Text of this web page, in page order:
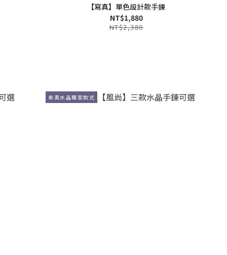
【寫真】單色設計款手鍊
NT$1,880
NT$2,380
希奧水晶獨家款式